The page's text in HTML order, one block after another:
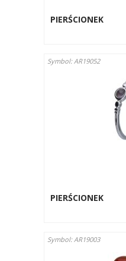
PIERŚCIONEK
Symbol: AR19052
PIERŚCIONEK
Symbol: AR19003